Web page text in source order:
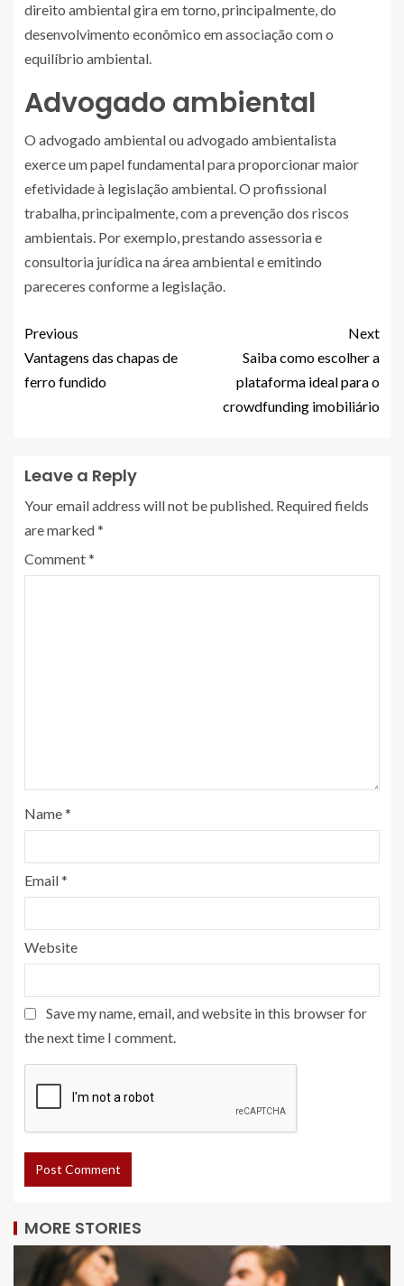
direito ambiental gira em torno, principalmente, do
desenvolvimento econômico em associação com o
equilíbrio ambiental.
Advogado ambiental
O advogado ambiental ou advogado ambientalista
exerce um papel fundamental para proporcionar maior
efetividade à legislação ambiental. O profissional
trabalha, principalmente, com a prevenção dos riscos
ambientais. Por exemplo, prestando assessoria e
consultoria jurídica na área ambiental e emitindo
pareceres conforme a legislação.
Previous
Vantagens das chapas de
ferro fundido
Next
Saiba como escolher a
plataforma ideal para o
crowdfunding imobiliário
Leave a Reply
Your email address will not be published. Required fields
are marked*
Comment*
Name*
Email*
Website
Save my name, email, and website in this browser for
the next time I comment.
MORE STORIES